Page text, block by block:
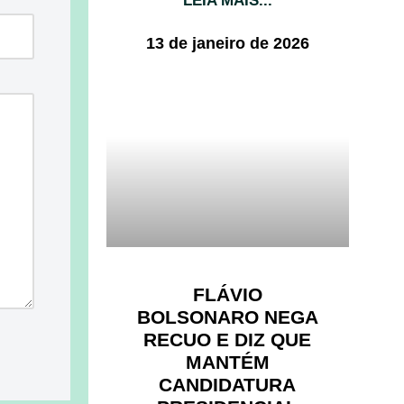
13 de janeiro de 2026
FLÁVIO
BOLSONARO NEGA
RECUO E DIZ QUE
MANTÉM
CANDIDATURA